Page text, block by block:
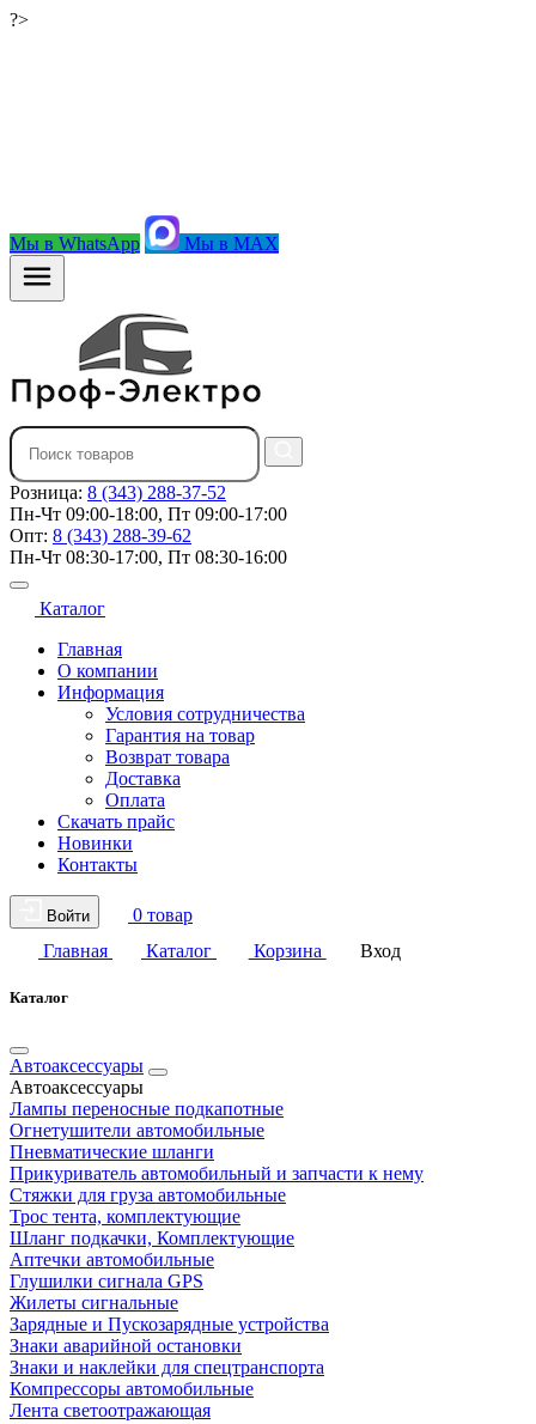
?>
Мы в WhatsApp Мы в MAX
Розница: 8 (343) 288-37-52
Пн-Чт 09:00-18:00, Пт 09:00-17:00
Опт: 8 (343) 288-39-62
Пн-Чт 08:30-17:00, Пт 08:30-16:00
Каталог
Главная
О компании
Информация
Условия сотрудничества
Гарантия на товар
Возврат товара
Доставка
Оплата
Скачать прайс
Новинки
Контакты
Войти
0 товар
Главная
Каталог Корзина Вход
Каталог
Автоаксессуары
Автоаксессуары
Лампы переносные подкапотные
Огнетушители автомобильные
Пневматические шланги
Прикуриватель автомобильный и запчасти к нему
Стяжки для груза автомобильные
Трос тента, комплектующие
Шланг подкачки, Комплектующие
Аптечки автомобильные
Глушилки сигнала GPS
Жилеты сигнальные
Зарядные и Пускозарядные устройства
Знаки аварийной остановки
Знаки и наклейки для спецтранспорта
Компрессоры автомобильные
Лента светоотражающая